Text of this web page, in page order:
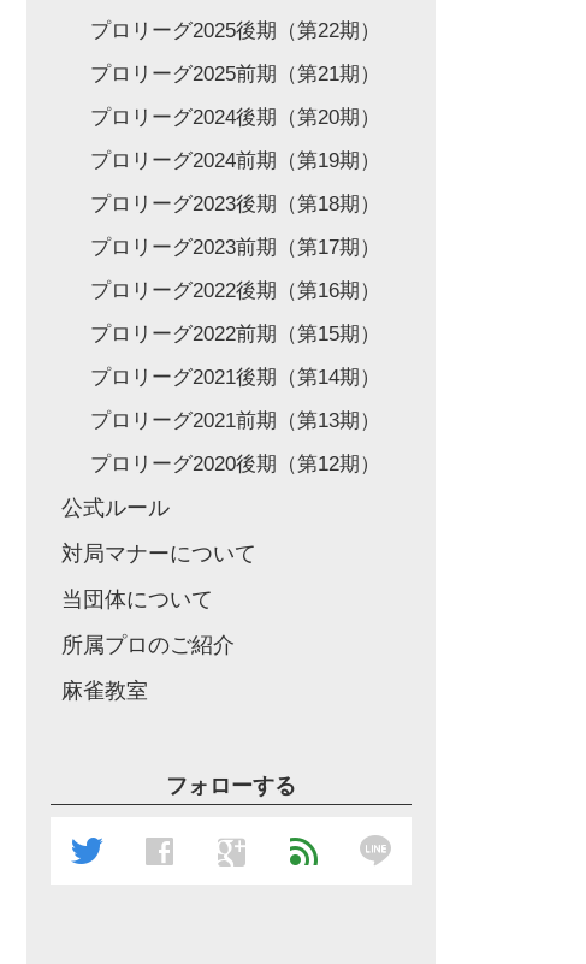
プロリーグ2025後期（第22期）
プロリーグ2025前期（第21期）
プロリーグ2024後期（第20期）
プロリーグ2024前期（第19期）
プロリーグ2023後期（第18期）
プロリーグ2023前期（第17期）
プロリーグ2022後期（第16期）
プロリーグ2022前期（第15期）
プロリーグ2021後期（第14期）
プロリーグ2021前期（第13期）
プロリーグ2020後期（第12期）
公式ルール
対局マナーについて
当団体について
所属プロのご紹介
麻雀教室
フォローする
twitter facebook google feed line